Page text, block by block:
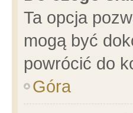
Ta opcja
mogą być
powrócić do
Góra